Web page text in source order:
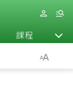
課程 退休